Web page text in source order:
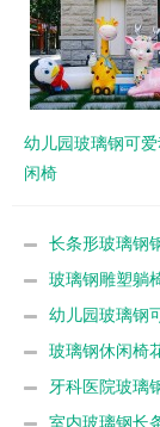
幼儿园玻璃钢可
闲椅
长条形玻璃钢
玻璃钢雕塑躺
幼儿园玻璃钢
玻璃钢休闲椅
牙科医院玻璃
室内玻璃钢长